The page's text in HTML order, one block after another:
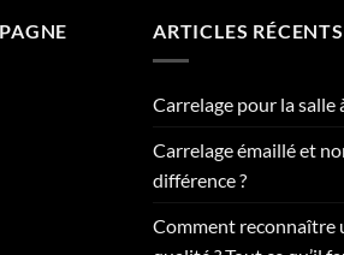
ARTICLES RÉCENTS
Carrelage pour la salle
Carrelage émaillé et
différence ?
Comment reconnaître